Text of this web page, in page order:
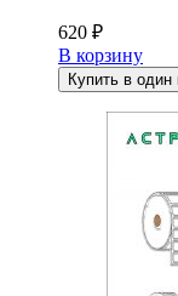
620 ₽
В корзину
Купить в один